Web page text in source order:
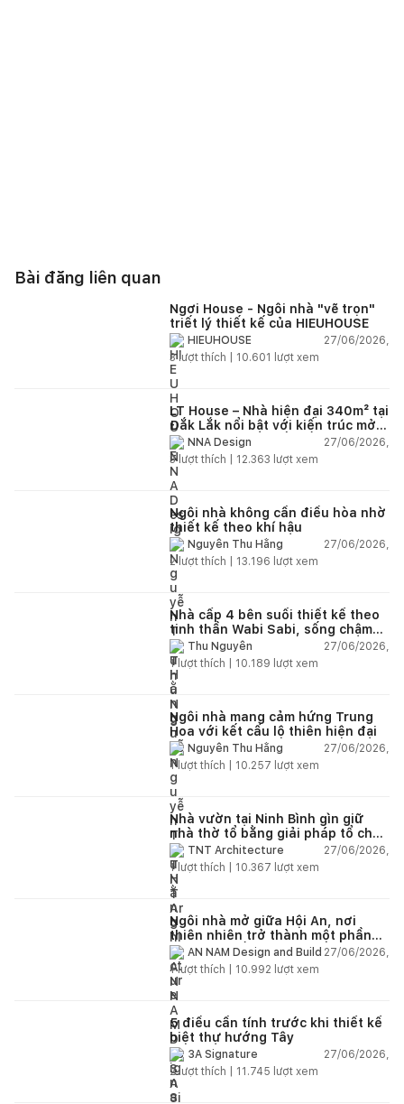
Bài đăng liên quan
Ngơi House - Ngôi nhà "vẽ trọn"
triết lý thiết kế của HIEUHOUSE
HIEUHOUSE
27/06/2026,
3lượt thích | 10.601 lượt xem
LT House – Nhà hiện đại 340m² tại
Đắk Lắk nổi bật với kiến trúc mở
và hệ sân vườn kết nối thiên
nhiên
NNA Design
27/06/2026,
3lượt thích | 12.363 lượt xem
Ngôi nhà không cần điều hòa nhờ
thiết kế theo khí hậu
Nguyễn Thu Hằng
27/06/2026,
2lượt thích | 13.196 lượt xem
Nhà cấp 4 bên suối thiết kế theo
tinh thần Wabi Sabi, sống chậm
giữa thiên nhiên
Thu Nguyễn
27/06/2026,
1lượt thích | 10.189 lượt xem
Ngôi nhà mang cảm hứng Trung
Hoa với kết cấu lộ thiên hiện đại
Nguyễn Thu Hằng
27/06/2026,
1lượt thích | 10.257 lượt xem
Nhà vườn tại Ninh Bình gìn giữ
nhà thờ tổ bằng giải pháp tổ chức
lại không gian
TNT Architecture
27/06/2026,
1lượt thích | 10.367 lượt xem
Ngôi nhà mở giữa Hội An, nơi
thiên nhiên trở thành một phần
của cuộc sống
AN NAM Design and Build 27/06/2026,
1lượt thích | 10.992 lượt xem
5 điều cần tính trước khi thiết kế
biệt thự hướng Tây
3A Signature
27/06/2026,
2lượt thích | 11.745 lượt xem